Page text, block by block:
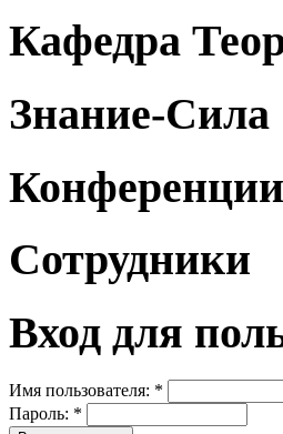
Кафедра
Знание-Сила
Конференции
Сотрудники
Вход для
Имя пользователя: *
Пароль: *